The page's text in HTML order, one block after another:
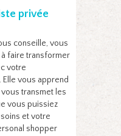
privée
conseille, vous
faire transformer
votre
vous apprend
transmet les
vous puissiez
et votre
shopper